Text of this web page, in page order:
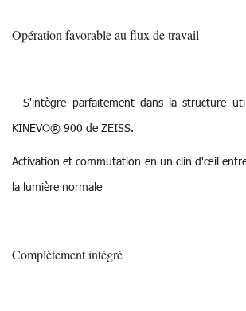
Opération favorable au flux de travail
S'intègre parfaitement dans la structure
KINEVO® 900 de ZEISS.
Activation et commutation en un clin d'œil
la lumière normale
Complètement intégré